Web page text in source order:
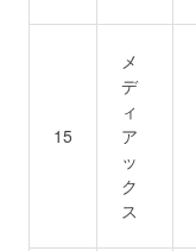
15
メ
デ
ィ
ア
ッ
ク
ス